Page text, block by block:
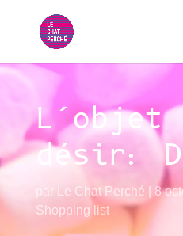
L’objet
désir:
par Le Chat Perché 8
Shopping list